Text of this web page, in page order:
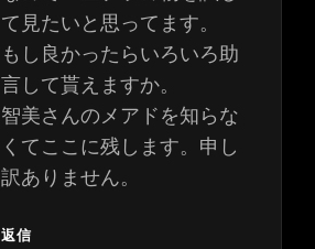
て見たいと思ってます。
もし良かったらいろいろ助
言して貰えますか。
智美さんのメアドを知らな
くてここに残します。申し
訳ありません。
返信